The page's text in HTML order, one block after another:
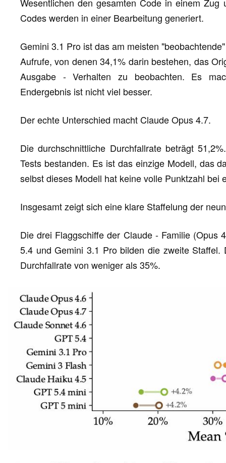
Codes werden in einer Bearbeitung generiert.
Gemini 3.1 Pro ist das am meisten
Aufrufe, von denen 34,1% darin bestehen, das
Ausgabe - Verhalten zu beobachten. Es
Endergebnis ist nicht viel besser.
Der echte Unterschied macht Claude Opus 4.7.
Die durchschnittliche Durchfallrate beträgt
Tests bestanden. Es ist das einzige Modell, das
selbst dieses Modell hat keine volle Punktzahl bei
Insgesamt zeigt sich eine klare Staffelung der
Die drei Flaggschiffe der Claude - Familie (Opus
5.4 und Gemini 3.1 Pro bilden die zweite
Durchfallrate von weniger als 35%.